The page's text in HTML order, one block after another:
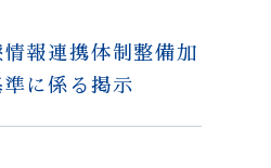
報連携体制整備加
に係る掲示